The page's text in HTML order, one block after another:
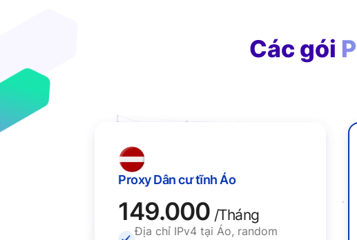
Các gói
Proxy Dân cư tĩnh Áo
149.000 /Tháng
Địa chỉ IPv4 tại Áo, random